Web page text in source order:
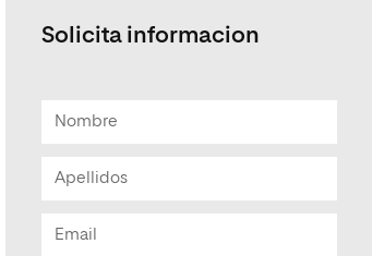
Solicita informacion